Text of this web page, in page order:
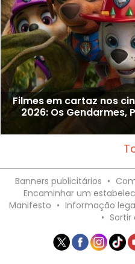
Filmes em cartaz nos
2026: Os Gendarmes,
Banners publicitários •
Encaminhar um
Manifesto • Informação
• Sortir